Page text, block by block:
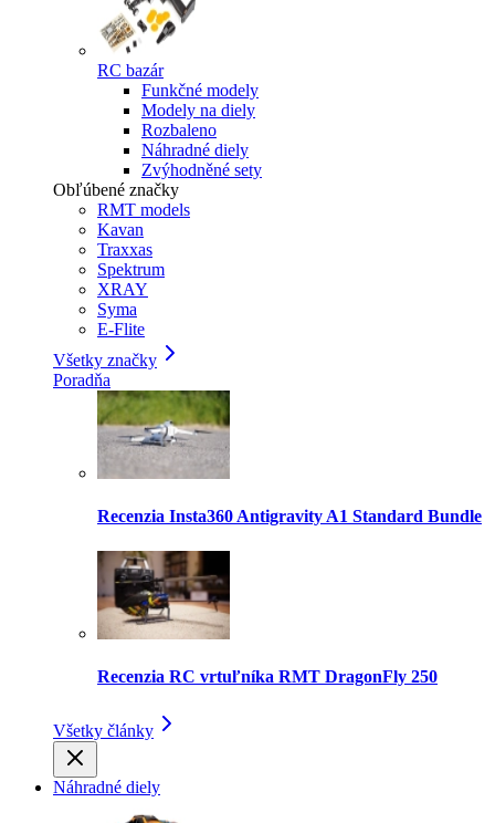
RC bazár
Funkčné modely
Modely na diely
Rozbaleno
Náhradné diely
Zvýhodněné sety
Obľúbené značky
RMT models
Kavan
Traxxas
Spektrum
XRAY
Syma
E-Flite
Všetky značky
Poradňa
Recenzia Insta360 Antigravity A1 Standard Bundle
Recenzia RC vrtuľníka RMT DragonFly 250
Všetky články
Náhradné diely